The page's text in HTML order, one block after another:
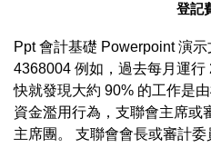
登記
Ppt 會計基礎 Powerpoint 演示
4368004 例如，過去每月運
快就發現大約 90% 的工作是
資金濫用行為，支聯會主席或
主席團。 支聯會會長或審計